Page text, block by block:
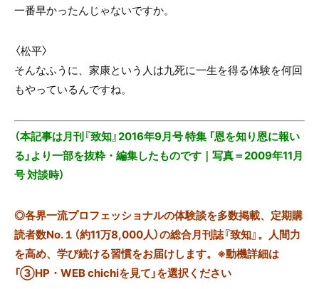
一番早かったんじゃないですか。
〈松平〉
そんなふうに、家康という人は九死に一生を得る体験を何回
もやっているんですね。
（本記事は月刊『致知』2016年9月号 特集 「恩を知り恩に報い
る」より一部を抜粋・編集したものです｜写真＝2009年11月
号 対談時）
◎各界一流プロフェッショナルの体験談を多数掲載、定期購
読者数No.１（約11万8,000人）の総合月刊誌『致知』。人間力
を高め、学び続ける習慣をお届けします。※動機詳細は
「③HP・WEB chichiを見て」を選択ください